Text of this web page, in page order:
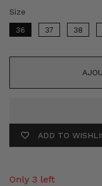
Size
36 37 38
ADD TO
Only 3 left